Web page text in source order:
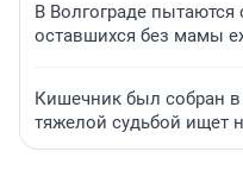
В Волгограде пытаются
оставшихся без мамы
Кишечник был собран
тяжелой судьбой ищет